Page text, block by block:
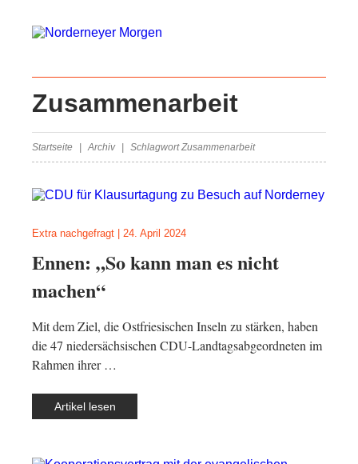
Zusammenarbeit
Startseite Archiv Schlagwort Zusammenarbeit
Extra nachgefragt 24. April 2024
Ennen: „So kann man es nicht
machen“
Mit dem Ziel, die Ostfriesischen Inseln zu stärken, haben
die 47 niedersächsischen CDU-Landtagsabgeordneten im
Rahmen ihrer …
Artikel lesen